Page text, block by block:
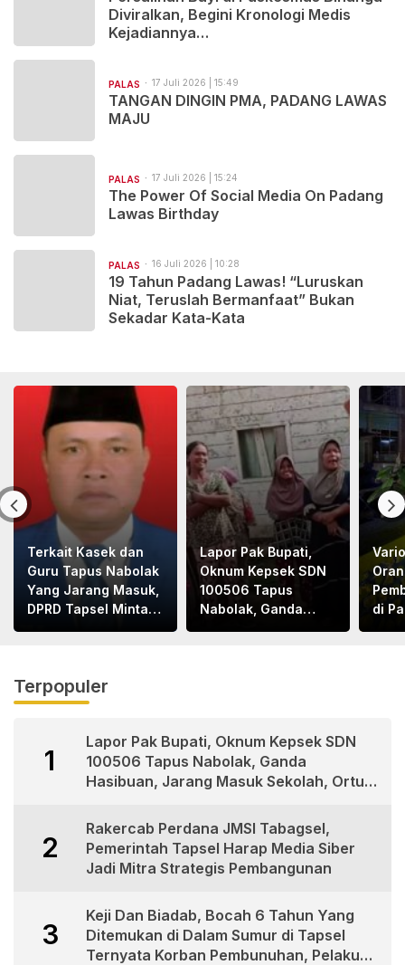
Diviralkan, Begini Kronologi Medis
Kejadiannya…
PALAS 17 Juli 2026 | 15:49
TANGAN DINGIN PMA, PADANG LAWAS
MAJU
PALAS 17 Juli 2026 | 15:24
The Power Of Social Media On Padang
Lawas Birthday
PALAS 16 Juli 2026 | 10:28
19 Tahun Padang Lawas! “Luruskan
Niat, Teruslah Bermanfaat” Bukan
Sekadar Kata-Kata
Terkait Kasek dan
Guru Tapus Nabolak
Yang Jarang Masuk,
DPRD Tapsel Minta
Lapor Pak Bupati,
Oknum Kepsek SDN
100506 Tapus
Nabolak, Ganda
di
Terpopuler
1
Lapor Pak Bupati, Oknum Kepsek SDN
100506 Tapus Nabolak, Ganda
Hasibuan, Jarang Masuk Sekolah, Ortu
2
Rakercab Perdana JMSI Tabagsel,
Pemerintah Tapsel Harap Media Siber
Jadi Mitra Strategis Pembangunan
3
Keji Dan Biadab, Bocah 6 Tahun Yang
Ditemukan di Dalam Sumur di Tapsel
Ternyata Korban Pembunuhan, Pelaku